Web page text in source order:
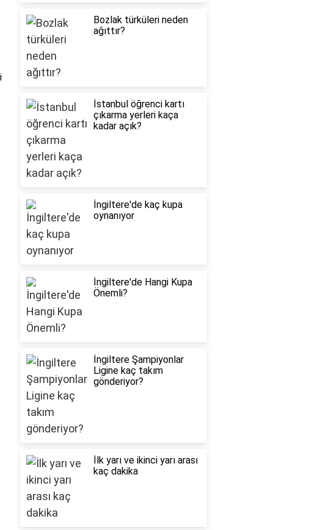
Bozlak türküleri neden
ağıttır?
İstanbul öğrenci kartı
çıkarma yerleri kaça
kadar açık?
İngiltere'de kaç kupa
oynanıyor
İngiltere'de Hangi Kupa
Önemli?
İngiltere Şampiyonlar
Ligine kaç takım
gönderiyor?
İlk yarı ve ikinci yarı arası
kaç dakika